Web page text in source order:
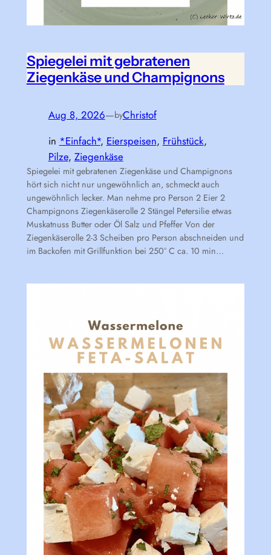
Spiegelei mit gebratenen
Ziegenkäse und Champignons
Aug 8, 2026—byChristof
in *Einfach*, Eierspeisen, Frühstück
Pilze, Ziegenkäse
Spiegelei mit gebratenen Ziegenkäse und Champignons
hört sich nicht nur ungewöhnlich an, schmeckt auch
ungewöhnlich lecker. Man nehme pro Person 2 Eier 2
Champignons Ziegenkäserolle 2 Stängel Petersilie etwas
Muskatnuss Butter oder Öl Salz und Pfeffer Von der
Ziegenkäserolle 2-3 Scheiben pro Person abschneiden und
im Backofen mit Grillfunktion bei 250° C ca. 10 min…